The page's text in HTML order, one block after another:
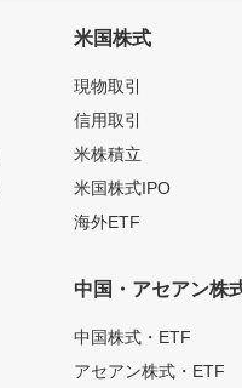
米国株式
現物取引
信用取引
米株積立
米国株式IPO
海外ETF
中国・アセアン株
中国株式・ETF
アセアン株式・ETF